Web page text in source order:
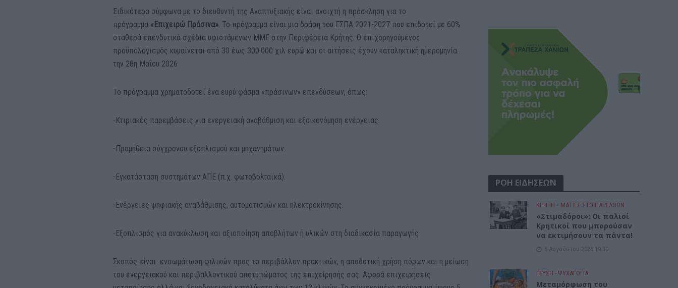
Ειδικότερα σύμφωνα με το διευθυντή της Αναπτυξιακής είναι ανοιχτή η πρόσκληση για το
πρόγραμμα «Επιχειρώ Πράσινα». Το πρόγραμμα είναι μια δράση του ΕΣΠΑ 2021-2027 που επιδοτεί με 60%
σταθερά επενδυτικά σχέδια υφιστάμενων ΜΜΕ στην Περιφέρεια Κρήτης. Ο επιχορηγούμενος
προϋπολογισμός κυμαίνεται από 30 έως 300.000 χιλ ευρώ και οι αιτήσεις έχουν καταληκτική ημερομηνία
την 28η Μαΐου 2026
Το πρόγραμμα χρηματοδοτεί ένα ευρύ φάσμα «πράσινων» επενδύσεων, όπως:
-Κτιριακές παρεμβάσεις για ενεργειακή αναβάθμιση και εξοικονόμηση ενέργειας.
-Προμήθεια σύγχρονου εξοπλισμού και μηχανημάτων.
-Εγκατάσταση συστημάτων ΑΠΕ (π.χ. φωτοβολταϊκά).
-Ενέργειες ψηφιακής αναβάθμισης, αυτοματισμών και ηλεκτροκίνησης.
-Εξοπλισμός για ανακύκλωση και αξιοποίηση αποβλήτων ή υλικών στη διαδικασία παραγωγής
Σκοπός είναι ενσωμάτωση φιλικών προς το περιβάλλον πρακτικών, η αποδοτική χρήση πόρων και η μείωση
του ενεργειακού και περιβαλλοντικού αποτυπώματος της επιχείρησής σας. Αφορά επιχειρήσεις
ΡΟΗ ΕΙΔΗΣΕΩΝ
ΚΡΗΤΗ • ΜΑΤΙΕΣ ΣΤΟ ΠΑΡΕΛΘΟΝ
«Στιμαδόροι»: Οι παλιοί
Κρητικοί που μπορούσαν
να εκτιμήσουν τα πάντα!
6 Αυγούστου 2026 19:30
ΓΕΎΣΗ - ΨΥΧΑΓΩΓΊΑ
Μεταμόρφωση του